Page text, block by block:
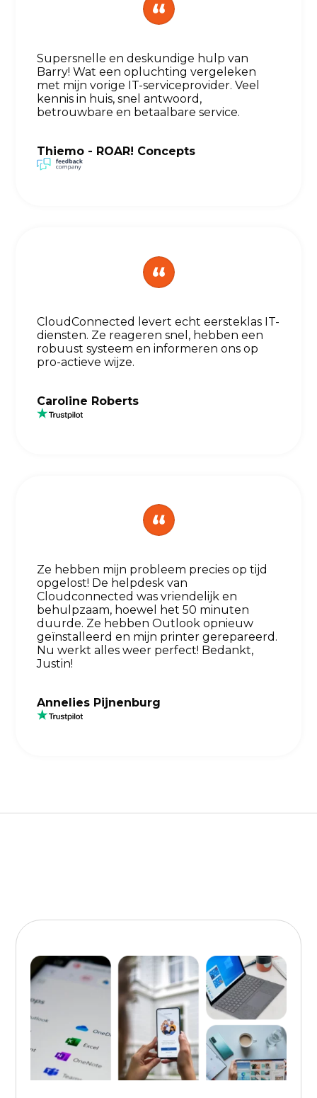
Supersnelle en deskundige hulp van
Barry! Wat een opluchting vergeleken
met mijn vorige IT-serviceprovider. Veel
kennis in huis, snel antwoord,
betrouwbare en betaalbare service.
Thiemo - ROAR! Concepts
CloudConnected levert echt eersteklas IT-
diensten. Ze reageren snel, hebben een
robuust systeem en informeren ons op
pro-actieve wijze.
Caroline Roberts
Ze hebben mijn probleem precies op tijd
opgelost! De helpdesk van
Cloudconnected was vriendelijk en
behulpzaam, hoewel het 50 minuten
duurde. Ze hebben Outlook opnieuw
geïnstalleerd en mijn printer gerepareerd.
Nu werkt alles weer perfect! Bedankt,
Justin!
Annelies Pijnenburg